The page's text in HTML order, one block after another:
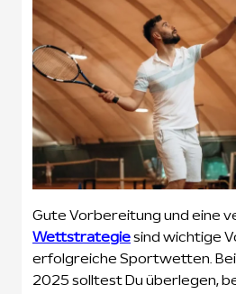
Gute Vorbereitung und eine
Wettstrategiesind wichtige
erfolgreiche Sportwetten. Bei
2025 solltest Du überlegen,